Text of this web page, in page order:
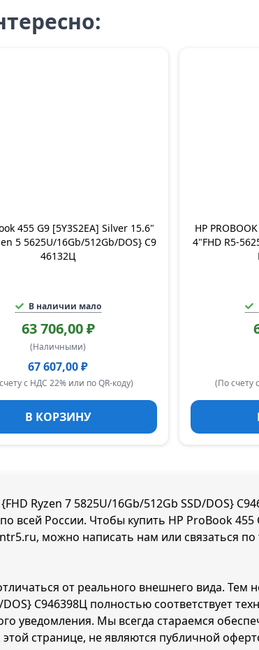
455 G9 [5Y3S2EA] Silver 15.6"
5 5625U/16Gb/512Gb/DOS} C9
46132Ц
В наличии мало
63 706,00 ₽
(Наличными)
67 607,00 ₽
с НДС 22% или по QR-коду)
В КОРЗИНУ
HP
4"FHD R5-
(По счету
Ryzen 7 5825U/16Gb/512Gb SSD/DOS}
всей России. Чтобы купить HP ProBook 455
можно написать нам или связаться по
от реального внешнего вида. Тем
C946398Ц полностью соответствует
уведомления. Мы всегда стараемся
странице, не являются публичной